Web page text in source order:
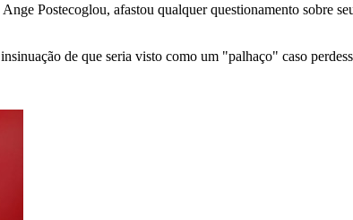
Ange Postecoglou, afastou qualquerquestionamento sobre
insinuação de que seria visto como um "palhaço" caso